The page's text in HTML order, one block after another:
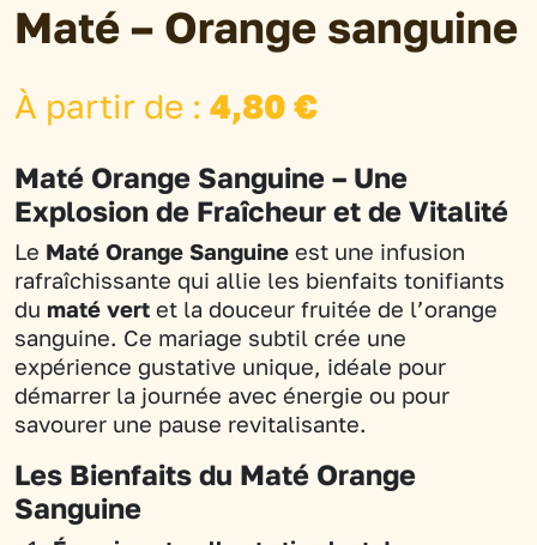
Maté – Orange sanguine
À partir de : 4,80 €
Maté Orange Sanguine – Une
Explosion de Fraîcheur et de Vitalité
Le Maté Orange Sanguine est une infusion
rafraîchissante qui allie les bienfaits tonifiants
du maté vert et la douceur fruitée de l’orange
sanguine. Ce mariage subtil crée une
expérience gustative unique, idéale pour
démarrer la journée avec énergie ou pour
savourer une pause revitalisante.
Les Bienfaits du Maté Orange
Sanguine